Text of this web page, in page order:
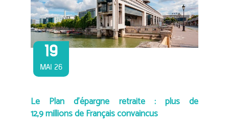
19
MAI 26
Le Plan d’épargne retraite : plus de
12,9 millions de Français convaincus